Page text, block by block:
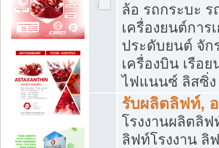
ล้อ รถกระบะ
เครื่องยนต์การ
ประดับยนต์ จัก
เครื่องบิน เรือ
ไฟแนนซ์ ลิสซิ่ง
รับผลิตลิฟท์,
โรงงานผลิตลิ
ลิฟท์โรงงาน ลิ